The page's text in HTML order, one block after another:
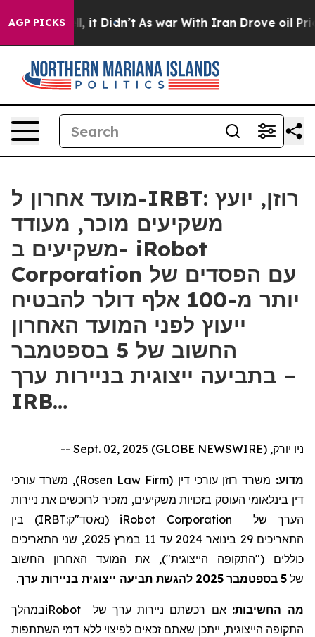
AGP PICKS
Well, it Didn’t As war With Iran Drove oil Prices
מועד אחרון ל-IRBT: רוזן, יועץ
משקיעים מוכר, מעודד
משקיעים ב- iRobot
Corporation עם הפסדים של
יותר מ-100 אלף דולר להבטיח
ייעוץ לפני המועד האחרון
החשוב של 5 בספטמבר
בתביעה ייצוגית בניירות ערך –
IRB…
ניו יורק, Sept. 02, 2025 (GLOBE NEWSWIRE) --
מדוע: משרד רוזן עורכי דין (Rosen Law Firm), משרד עורכי
דין בינלאומי העוסק בזכויות משקיעים, מזכיר לרוכשים את ניירות
הערך של iRobot Corporation
(נאסד"קIRBT:) בין
התאריכים29 בינואר 2024עד 11 במרץ 2025, שני התאריכים
כוללים ("התקופה הייצוגית"), את המועד האחרון החשוב
של 5 בספטמבר 2025 להגשת תביעה ייצוגית בניירות ערך.
מה החשיבות: אם רכשתם ניירות ערך של iRobotבמהלך
התקופה הייצוגית, ייתכן שאתם זכאים לפיצוי ללא דמי השתתפות